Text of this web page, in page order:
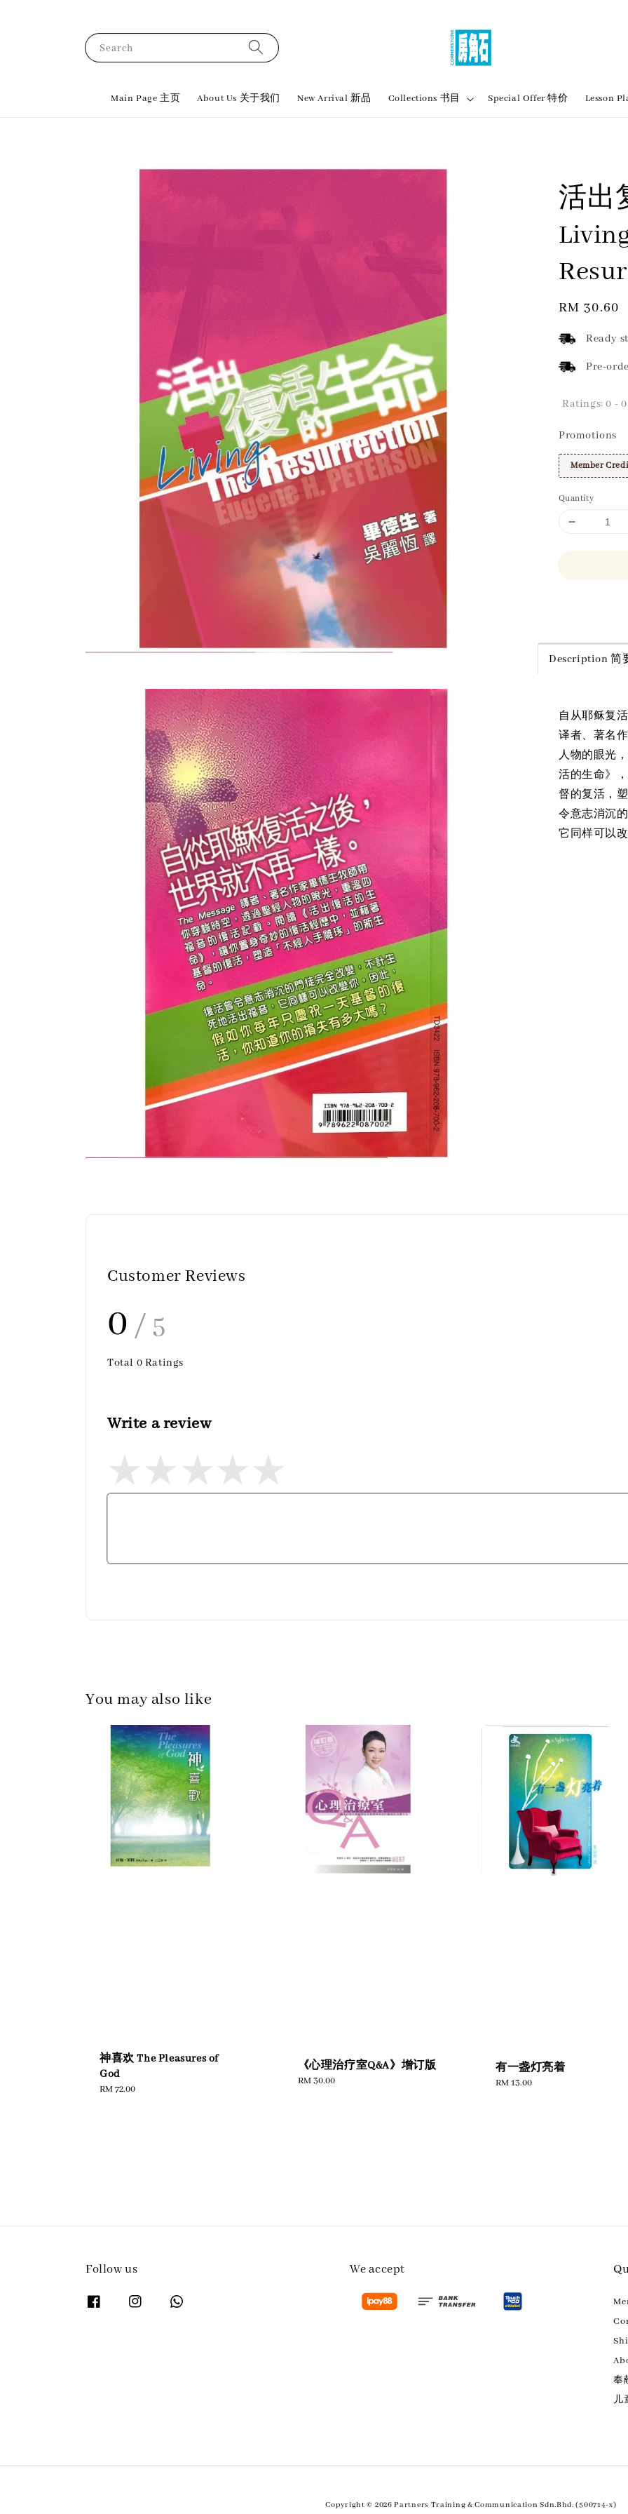
Search
Main Page 主页 About Us 关于我们 New Arrival 新品 Collections 书目 Special Offer 特价 Lesson
活出
Regular
price
RM 30.60
Ready
Pre-
Ratings:0 - 0
Promotions
Member
Quantity
Description 简
自从耶稣复
译者、著名
人物的眼光
活的生命》
督的复活，
令意志消沉
它同样可以
Customer Reviews
0 / 5
Total 0 Ratings
Write a review
You may also like
神喜欢 The Pleasures of
God
Regular
RM 72.00
《心理治疗室Q&A》增订版
Regular
RM 30.00
有一盏灯亮着
Regular
RM 13.00
Follow us We accept
奉
儿
Copyright © 2026 Partners Training & Communication Sdn.Bhd. (500714-x)